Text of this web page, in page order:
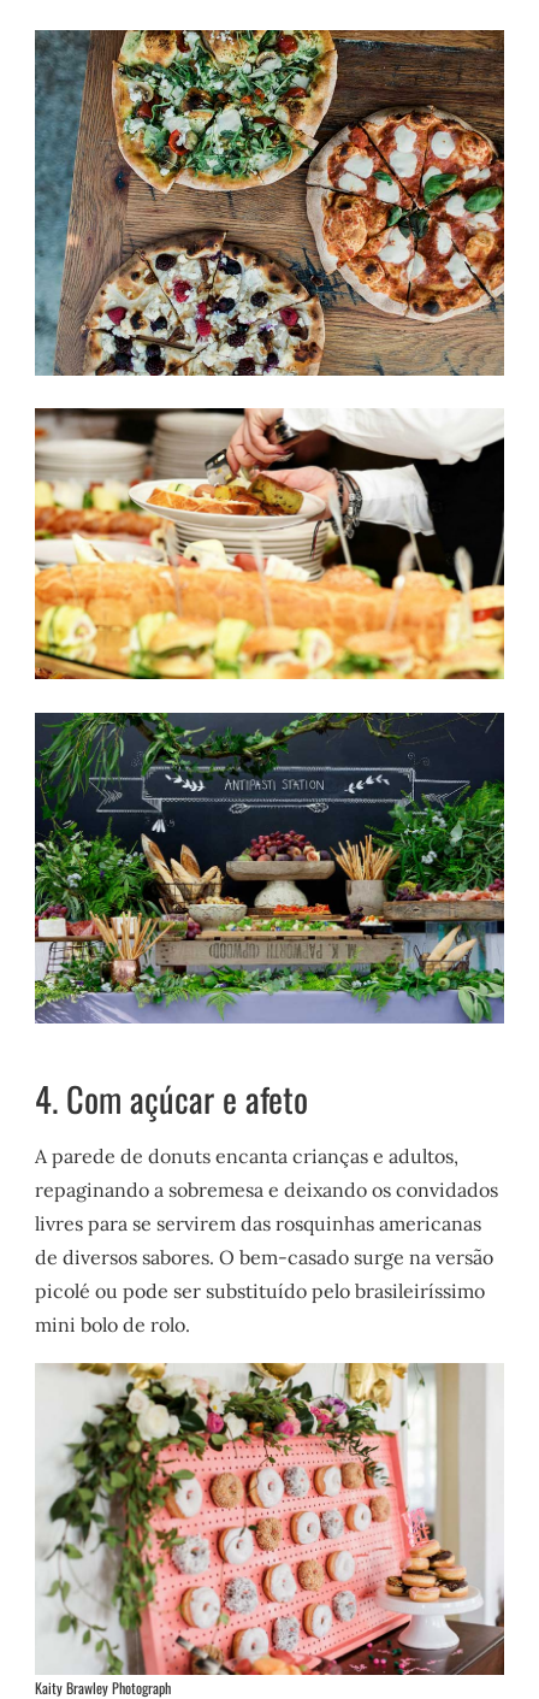
4. Com açúcar e afeto
A parede de donuts encanta crianças e adultos,
repaginando a sobremesa e deixando os convidados
livres para se servirem das rosquinhas americanas
de diversos sabores. O bem-casado surge na versão
picolé ou pode ser substituído pelo brasileiríssimo
mini bolo de rolo.
Kaity Brawley Photograph